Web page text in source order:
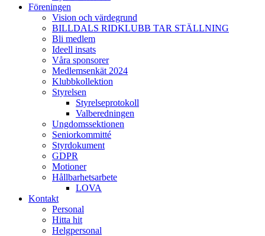
Föreningen
Vision och värdegrund
BILLDALS RIDKLUBB TAR STÄLLNING
Bli medlem
Ideell insats
Våra sponsorer
Medlemsenkät 2024
Klubbkollektion
Styrelsen
Styrelseprotokoll
Valberedningen
Ungdomssektionen
Seniorkommitté
Styrdokument
GDPR
Motioner
Hållbarhetsarbete
LOVA
Kontakt
Personal
Hitta hit
Helgpersonal